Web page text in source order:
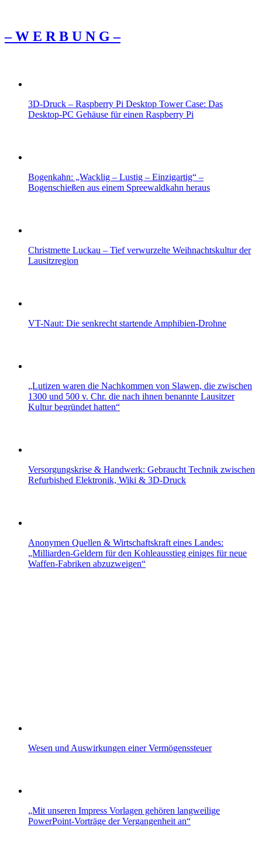
– W Ε R Β U Ν G –
3D-Druck – Raspberry Pi Desktop Tower Case: Das
Desktop-PC Gehäuse für einen Raspberry Pi
Bogenkahn: „Wacklig – Lustig – Einzigartig“ –
Bogenschießen aus einem Spreewaldkahn heraus
Christmette Luckau – Tief verwurzelte Weihnachtskultur der
Lausitzregion
VT-Naut: Die senkrecht startende Amphibien-Drohne
„Lutizen waren die Nachkommen von Slawen, die zwischen
1300 und 500 v. Chr. die nach ihnen benannte Lausitzer
Kultur begründet hatten“
Versorgungskrise & Handwerk: Gebraucht Technik zwischen
Refurbished Elektronik, Wiki & 3D-Druck
Anonymen Quellen & Wirtschaftskraft eines Landes:
„Milliarden-Geldern für den Kohleausstieg einiges für neue
Waffen-Fabriken abzuzweigen“
Wesen und Auswirkungen einer Vermögenssteuer
„Mit unseren Impress Vorlagen gehören langweilige
PowerPoint-Vorträge der Vergangenheit an“